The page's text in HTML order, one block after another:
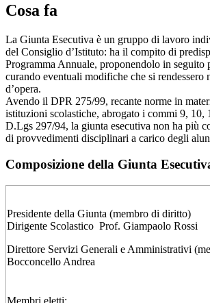
Cosa fa
La Giunta Esecutiva è un gruppo di lavoro
del Consiglio d’Istituto: ha il compito di
Programma Annuale, proponendolo in seguito
curando eventuali modifiche che si rendessero
d’opera.
Avendo il DPR 275/99, recante norme in
istituzioni scolastiche, abrogato i commi 9, 10,
D.Lgs 297/94, la giunta esecutiva non ha più
di provvedimenti disciplinari a carico degli
Composizione della Giunta
Presidente della Giunta (membro di diritto)
Dirigente Scolastico Prof. Giampaolo Rossi
Direttore Servizi Generali e Amministrativi
Bocconcello Andrea